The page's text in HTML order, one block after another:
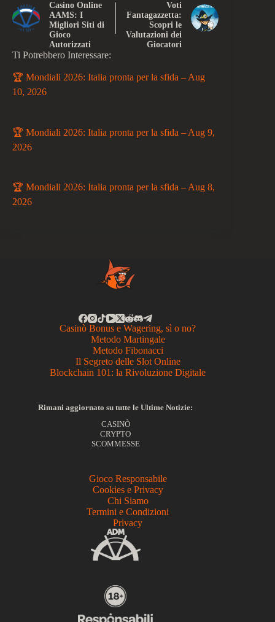
Casino Online
AAMS: I
Migliori Siti di
Gioco
Autorizzati
Voti
Fantagazzetta:
Scopri le
Valutazioni dei
Giocatori
Ti Potrebbero Interessare:
🏆 Mondiali 2026: Italia pronta per la sfida – Aug
10, 2026
🏆 Mondiali 2026: Italia pronta per la sfida – Aug 9,
2026
🏆 Mondiali 2026: Italia pronta per la sfida – Aug 8,
2026
Casinò Bonus e Wagering, sì o no?
Metodo Martingale
Metodo Fibonacci
Il Segreto delle Slot Online
Blockchain 101: la Rivoluzione Digitale
Rimani aggiornato su tutte le Ultime Notizie:
CASINÒ
CRYPTO
SCOMMESSE
Gioco Responsabile
Cookies e Privacy
Chi Siamo
Termini e Condizioni
Privacy